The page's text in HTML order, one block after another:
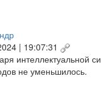
| 19:07:31
интеллектуальной
не уменьшилось.